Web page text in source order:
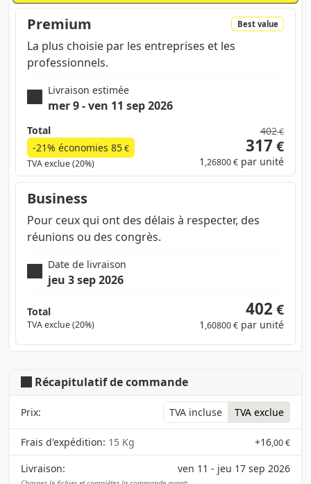
Premium Best value
La plus choisie par les entreprises et les
professionnels.
Livraison estimée
mer 9 - ven 11 sep 2026
Total
-21% économies 85€
TVA exclue (20%)
402€
317 €
1 ,26800 € par unité
Business
Pour ceux qui ont des délais à respecter, des
réunions ou des congrès.
Date de livraison
jeu 3 sep 2026
Total
TVA exclue (20%)
402 €
1 ,60800 € par unité
Récapitulatif de commande
Prix: TVA incluse TVA exclue
Frais d'expédition: 15 Kg +16,00 €
Livraison: ven 11 - jeu 17 sep 2026